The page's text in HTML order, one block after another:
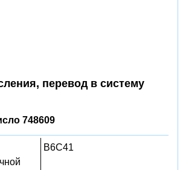
перевод в систему
748609
B6C41